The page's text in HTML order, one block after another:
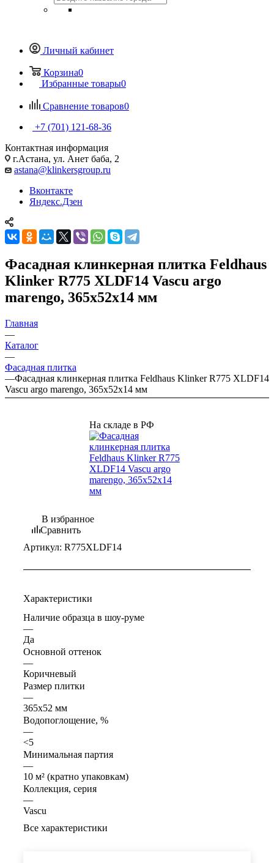
Личный кабинет
Корзина0
Избранные товары0
Сравнение товаров0
+7 (701) 121-68-36
Контактная информация
г.Астана, ул. Анет баба, 2
astana@klinkersgroup.ru
Вконтакте
Яндекс.Дзен
Фасадная клинкерная плитка Feldhaus
Klinker R775 XLDF14 Vascu argo
marengo, 365х52х14 мм
Главная
—
Каталог
—
Фасадная плитка
—Фасадная клинкерная плитка Feldhaus Klinker R775 XLDF14
Vascu argo marengo, 365х52х14 мм
На складе в РФ
В избранное
Сравнить
Артикул: R775XLDF14
Характеристики
Наличие образца в шоу-руме
—
Да
Основной оттенок
—
Коричневый
Размер плитки
—
365x52 мм
Водопоглощение, %
—
<5
Минимальная партия
—
10 м² (кратно упаковкам)
Коллекция, серия
—
Vascu
Все характеристики